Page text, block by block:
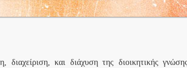
και διάχυση της διοικητικής